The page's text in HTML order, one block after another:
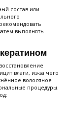
состав или
выполнять
влаги, из-за чего
волосяное
процедуры.